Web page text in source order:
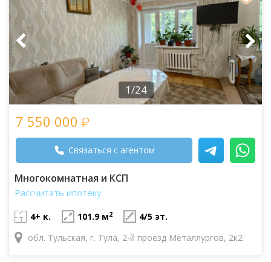
1/24
7 550 000
Связаться с агентом
Многокомнатная и КСП
Рассчитать ипотеку
4+ к. 101.9 м2
4/5 эт.
обл. Тульская, г. Тула, 2-й проезд Металлургов, 2к2